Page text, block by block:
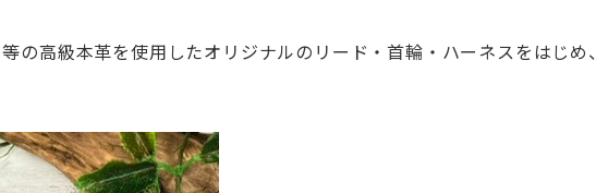
の高級本革を使用したオリジナルのリード・首輪・ ハーネスをはじめ、